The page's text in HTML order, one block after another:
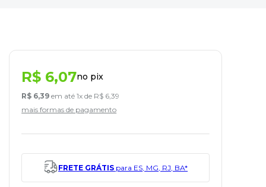
R$ 6,07no pix
R$ 6,39 em até1x de R$ 6 ,39
mais formas de pagamento
FRETE GRÁTIS para ES, MG, RJ, BA*